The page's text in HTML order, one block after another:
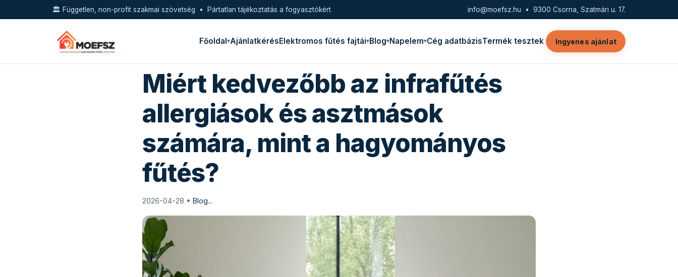
🏛️ Független, non-profit szakmai szövetség • Pártatlan tájékoztatás a fogyasztókért info@moefsz.hu • 9300 Csorna, Szatmári u. 17.
Főoldal AjánlatkérésElektromos fűtés fajtái Blog Napelem Cég adatbázisTermék tesztek Ingyenes ajánlat
Miért kedvezőbb az infrafűtés
allergiások és asztmások
számára, mint a hagyományos
fűtés?
2026-04-28 • Blog...